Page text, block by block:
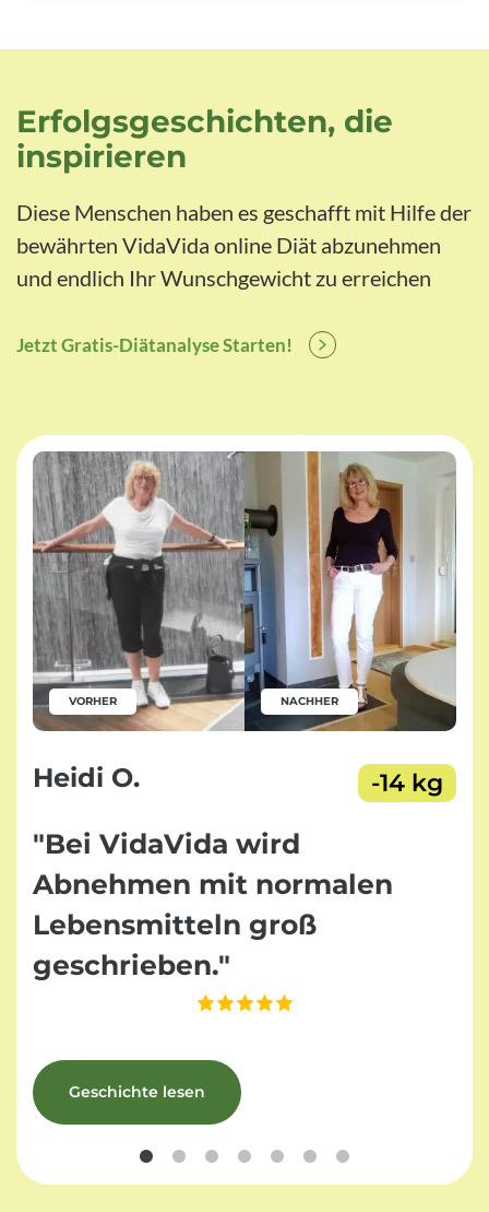
Erfolgsgeschichten, die
inspirieren
Diese Menschen haben es geschafft mit Hilfe der
bewährten VidaVida online Diät abzunehmen
und endlich Ihr Wunschgewicht zu erreichen
Jetzt Gratis-Diätanalyse Starten!
VORHER NACHHER
Heidi O. -14 kg
"Bei VidaVida wird
Abnehmen mit normalen
Lebensmitteln groß
geschrieben."
Geschichte lesen